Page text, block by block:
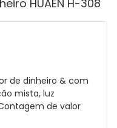
HUAEN H-308